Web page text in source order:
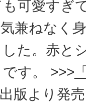
可愛すぎ
兼ねなく
た。赤と
す。 >>>
版より発売